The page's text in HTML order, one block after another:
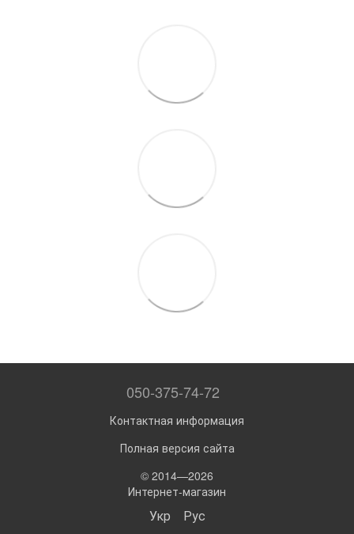
050-375-74-72
Контактная информация
Полная версия сайта
© 2014—2026
Интернет-магазин
Укр Рус